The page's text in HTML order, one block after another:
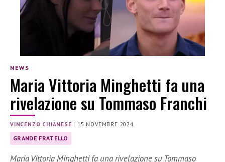
NEWS
Maria Vittoria Minghetti fa una
rivelazione su Tommaso Franchi
VINCENZO CHIANESE | 15 NOVEMBRE 2024
GRANDE FRATELLO
Maria Vittoria Minghetti fa una rivelazione su Tommaso